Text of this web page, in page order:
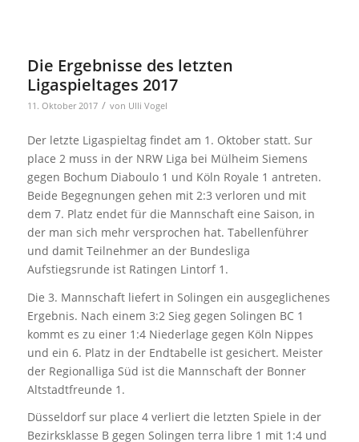
Die Ergebnisse des letzten
Ligaspieltages 2017
11. Oktober 2017 / von Ulli Vogel
Der letzte Ligaspieltag findet am 1. Oktober statt. Sur
place 2 muss in der NRW Liga bei Mülheim Siemens
gegen Bochum Diaboulo 1 und Köln Royale 1 antreten.
Beide Begegnungen gehen mit 2:3 verloren und mit
dem 7. Platz endet für die Mannschaft eine Saison, in
der man sich mehr versprochen hat. Tabellenführer
und damit Teilnehmer an der Bundesliga
Aufstiegsrunde ist Ratingen Lintorf 1.
Die 3. Mannschaft liefert in Solingen ein ausgeglichenes
Ergebnis. Nach einem 3:2 Sieg gegen Solingen BC 1
kommt es zu einer 1:4 Niederlage gegen Köln Nippes
und ein 6. Platz in der Endtabelle ist gesichert. Meister
der Regionalliga Süd ist die Mannschaft der Bonner
Altstadtfreunde 1.
Düsseldorf sur place 4 verliert die letzten Spiele in der
Bezirksklasse B gegen Solingen terra libre 1 mit 1:4 und